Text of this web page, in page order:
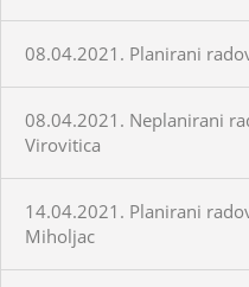
08.04.2021. Planirani
08.04.2021. Neplanirani
Virovitica
14.04.2021. Planirani
Miholjac